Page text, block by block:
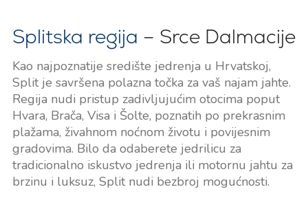
Splitska regija – Srce Dalmacije
Kao najpoznatije središte jedrenja u Hrvatskoj,
Split je savršena polazna točka za vaš najam jahte.
Regija nudi pristup zadivljujućim otocima poput
Hvara, Brača, Visa i Šolte, poznatih po prekrasnim
plažama, živahnom noćnom životu i povijesnim
gradovima. Bilo da odaberete jedrilicu za
tradicionalno iskustvo jedrenja ili motornu jahtu za
brzinu i luksuz, Split nudi bezbroj mogućnosti.